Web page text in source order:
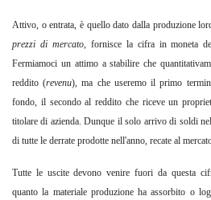
Attivo, o entrata, è quello dato dalla produzione
prezzi di mercato, fornisce la cifra in moneta
Fermiamoci un attimo a stabilire che
reddito (revenu), ma che useremo il primo
fondo, il secondo al reddito che riceve un
titolare di azienda. Dunque il solo arrivo di soldi
di tutte le derrate prodotte nell'anno, recate al
Tutte le uscite devono venire fuori da questa
quanto la materiale produzione ha assorbito o